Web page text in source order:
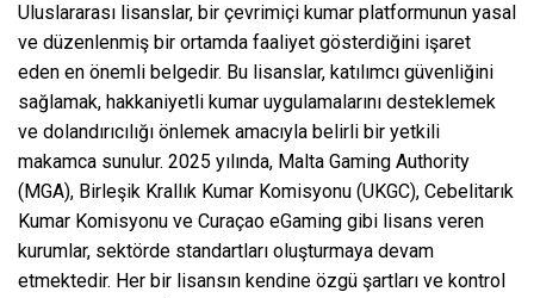
Uluslararası lisanslar, bir çevrimiçi kumar platformunun yasal
ve düzenlenmiş bir ortamda faaliyet gösterdiğini işaret
eden en önemli belgedir. Bu lisanslar, katılımcı güvenliğini
sağlamak, hakkaniyetli kumar uygulamalarını desteklemek
ve dolandırıcılığı önlemek amacıyla belirli bir yetkili
makamca sunulur. 2025 yılında, Malta Gaming Authority
(MGA), Birleşik Krallık Kumar Komisyonu (UKGC), Cebelitarık
Kumar Komisyonu ve Curaçao eGaming gibi lisans veren
kurumlar, sektörde standartları oluşturmaya devam
etmektedir. Her bir lisansın kendine özgü şartları ve kontrol